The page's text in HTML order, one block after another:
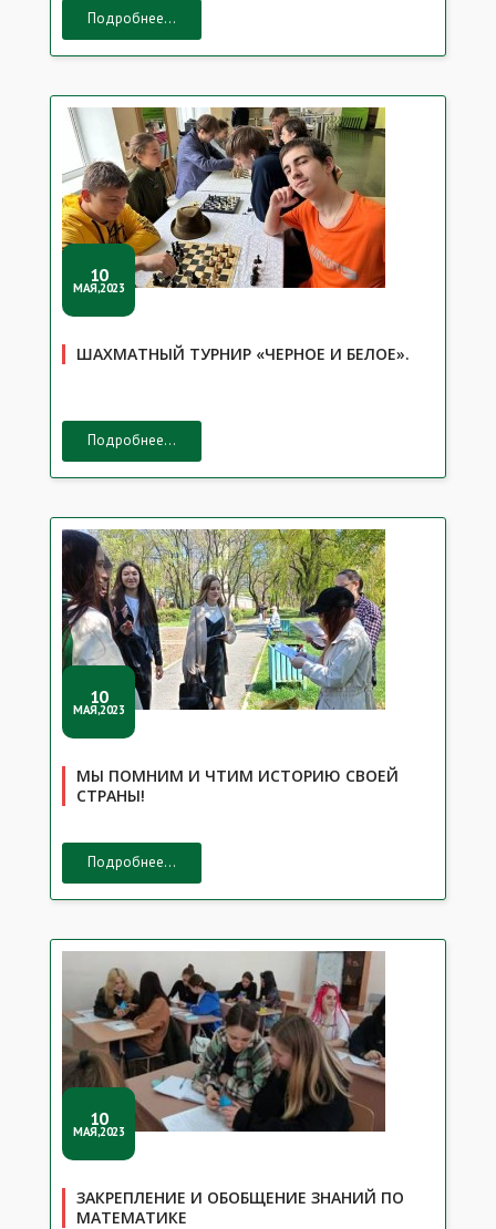
Подробнее...
10
МАЯ,2023
ШАХМАТНЫЙ ТУРНИР «ЧЕРНОЕ И БЕЛОЕ».
Подробнее...
10
МАЯ,2023
МЫ ПОМНИМ И ЧТИМ ИСТОРИЮ СВОЕЙ
СТРАНЫ!
Подробнее...
10
МАЯ,2023
ЗАКРЕПЛЕНИЕ И ОБОБЩЕНИЕ ЗНАНИЙ ПО
МАТЕМАТИКЕ